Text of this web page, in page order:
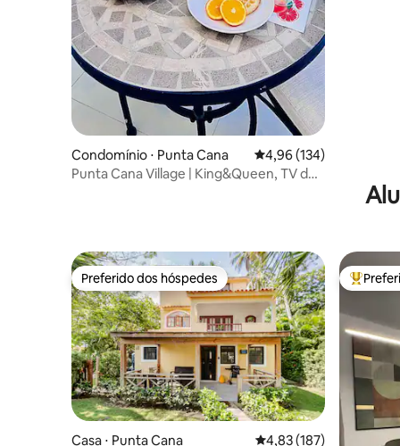
Condomínio ⋅ Punta Cana 4,96 de uma avaliação
4,96 (134)
Punta Cana Village | King&Queen, TV de
Preferido dos hóspedes
Preferido dos hóspedes
Casa ⋅ Punta Cana 4,83 de uma avaliação
4,83 (187)
Entre os